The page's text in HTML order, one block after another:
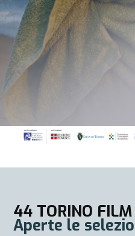
44 TORINO
Aperte le